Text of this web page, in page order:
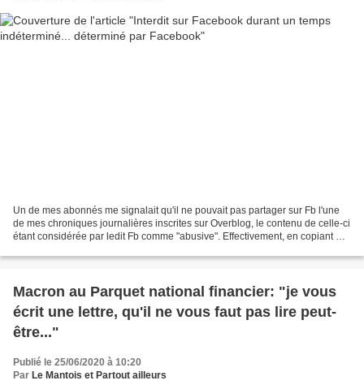
Un de mes abonnés me signalait qu'il ne pouvait pas partager sur Fb l'une
de mes chroniques journalières inscrites sur Overblog, le contenu de celle-ci
étant considérée par ledit Fb comme "abusive". Effectivement, en copiant ma
Macron au Parquet national financier: "je vous
écrit une lettre, qu'il ne vous faut pas lire peut-
être..."
Publié le 25/06/2020 à 10:20
Par Le Mantois et Partout ailleurs